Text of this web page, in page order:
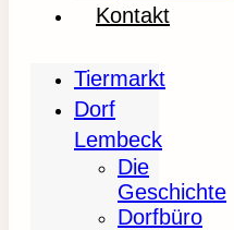
Kontakt
Tiermarkt
Dorf
Lembeck
Die
Geschichte
Dorfbüro